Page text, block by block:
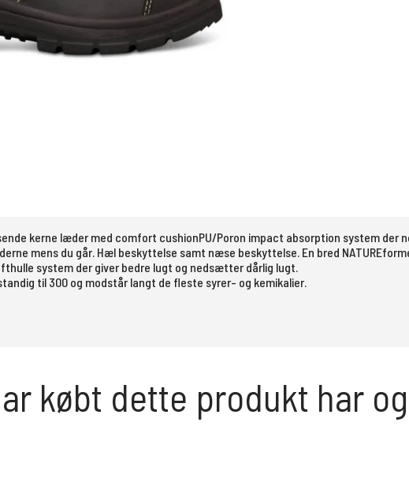
kerne læder med comfort cushionPU/Poron impact absorption system
mens du går. Hæl beskyttelse samt næse beskyttelse. En bred
system der giver bedre lugt og nedsætter dårlig lugt.
til 300 og modstår langt de fleste syrer- og kemikalier.
købt dette produkt har